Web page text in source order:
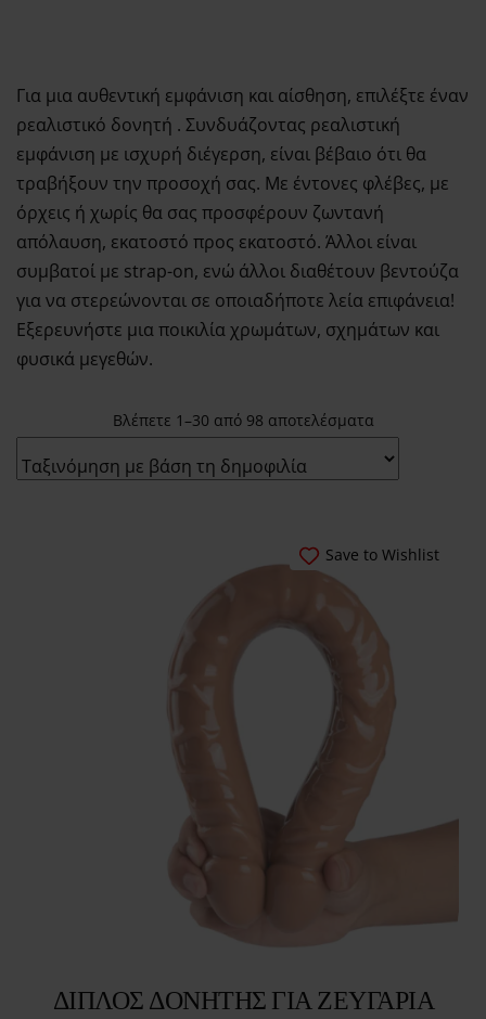
Shipment Tracking
Πώς να Ετοιμάσεις
το Πρώτο σου
Erotic Kit – Οδηγός
για Απόλαυση &
Ασφάλεια
Αυτόματοι
Πωλητές 24 Ώρες –
Λακωνίας 10
μου
Smart Locker
Aphroditti
Για μια αυθεντική εμφάνιση και αίσθηση, επιλέξτε έναν
ρεαλιστικό δονητή . Συνδυάζοντας ρεαλιστική
εμφάνιση με ισχυρή διέγερση, είναι βέβαιο ότι θα
τραβήξουν την προσοχή σας. Με έντονες φλέβες, με
όρχεις ή χωρίς θα σας προσφέρουν ζωντανή
απόλαυση, εκατοστό προς εκατοστό. Άλλοι είναι
συμβατοί με strap-on, ενώ άλλοι διαθέτουν βεντούζα
για να στερεώνονται σε οποιαδήποτε λεία επιφάνεια!
Εξερευνήστε μια ποικιλία χρωμάτων, σχημάτων και
φυσικά μεγεθών.
Βλέπετε 1–30 από 98 αποτελέσματα
Save to Wishlist
ΔΙΠΛΌΣ ΔΟΝΗΤΉΣ ΓΙΑ ΖΕΥΓΆΡΙΑ